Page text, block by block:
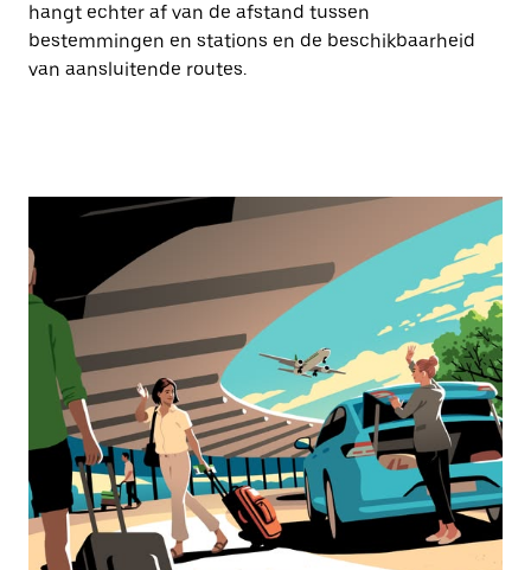
hangt echter af van de afstand tussen
bestemmingen en stations en de beschikbaarheid
van aansluitende routes.